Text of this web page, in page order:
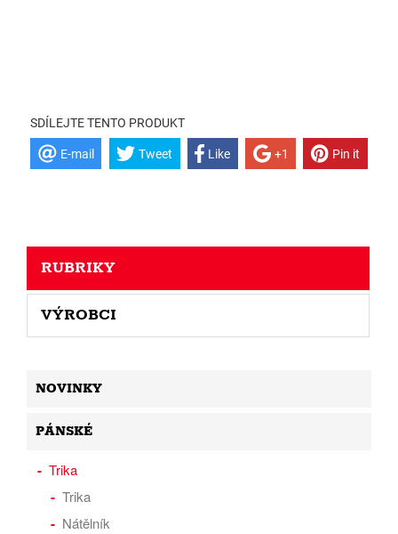
SDÍLEJTE TENTO PRODUKT
E-mail Tweet Like +1 Pin it
RUBRIKY
VÝROBCI
NOVINKY
PÁNSKÉ
Trika
Trika
Nátělník